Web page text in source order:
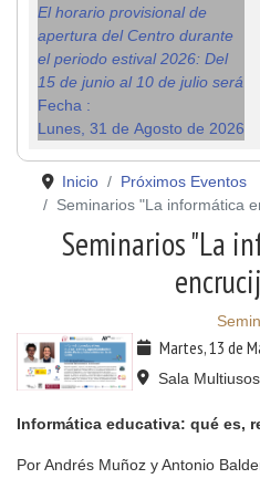
El horario provisional de
apertura del Centro durante
el periodo estival 2026: Del
15 de junio al 10 de julio será
Fecha :
Lunes, 31 de Agosto de 2026
Inicio
Próximos Eventos
Seminarios "La informática
Seminarios "La
Martes, 13 de
Sala Multiusos
Informática educativa: qué es,
Por Andrés Muñoz y Antonio